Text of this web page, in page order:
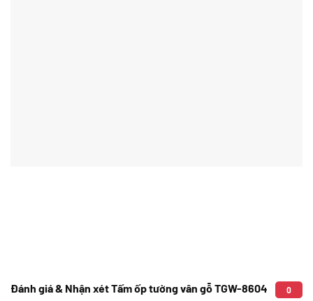
Đánh giá & Nhận xét Tấm ốp tường vân gỗ TGW-8604 0